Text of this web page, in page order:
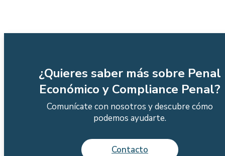
¿Quieres saber más sobre Penal
Económico y Compliance Penal?
Comunícate con nosotros y descubre cómo
podemos ayudarte.
Contacto